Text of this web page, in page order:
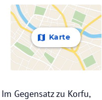
Karte
Im Gegensatz zu Korfu,